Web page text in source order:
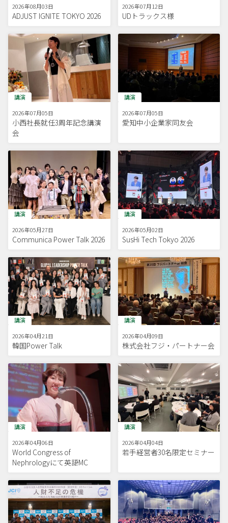
2026年08月03日
ADJUST IGNITE TOKYO 2026
2026年07月12日
UDトラックス様
講演
2026年07月05日
小西社長就任3周年記念講演
会
講演
2026年07月05日
愛知中小企業家同友会
講演
2026年05月27日
Communica Power Talk 2026
講演
2026年05月02日
SusHi Tech Tokyo 2026
講演
2026年04月21日
韓国Power Talk
講演
2026年04月09日
株式会社フジ・パートナー会
講演
2026年04月06日
World Congress of
Nephrologyにて英語MC
講演
2026年04月04日
若手経営者30名限定セミナー